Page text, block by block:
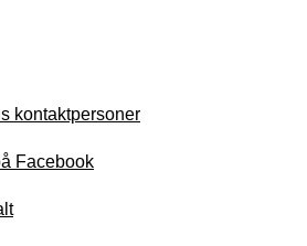
kontaktpersoner
Facebook